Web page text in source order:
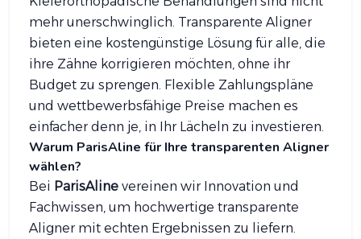
mehr unerschwinglich. Transparente Aligner
bieten eine kostengünstige Lösung für alle, die
ihre Zähne korrigieren möchten, ohne ihr
Budget zu sprengen. Flexible Zahlungspläne
und wettbewerbsfähige Preise machen es
einfacher denn je, in Ihr Lächeln zu investieren.
Warum ParisAline für Ihre transparenten Aligner
wählen?
Bei ParisAline vereinen wir Innovation und
Fachwissen, um hochwertige transparente
Aligner mit echten Ergebnissen zu liefern.